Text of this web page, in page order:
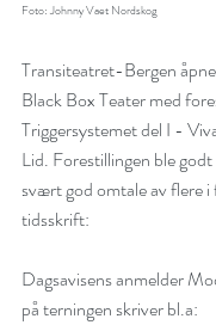
Foto: Johnny Vaet Nordskog
Transiteatret-Bergen
Black Box Teater med
Triggersystemet del I -
Lid. Forestillingen ble
svært god omtale av flere i
tidsskrift:
Dagsavisens anmelder
på terningen skriver bl.a: